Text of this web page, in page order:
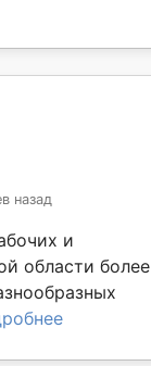
назад
и
области более